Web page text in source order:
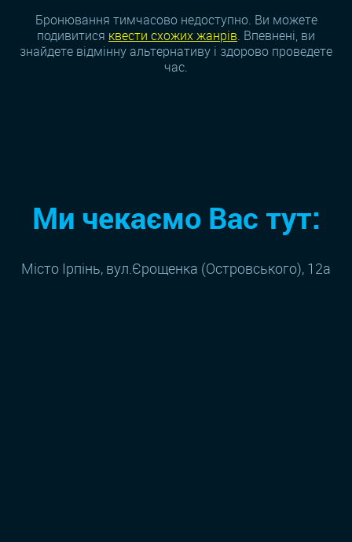
Бронювання тимчасово недоступно. Ви можете
подивитися квести схожих жанрiв. Впевнені, ви
знайдете відмінну альтернативу і здорово проведете
час.
Ми чекаємо Вас тут:
Місто Ірпінь, вул.Єрощенка (Островського), 12а